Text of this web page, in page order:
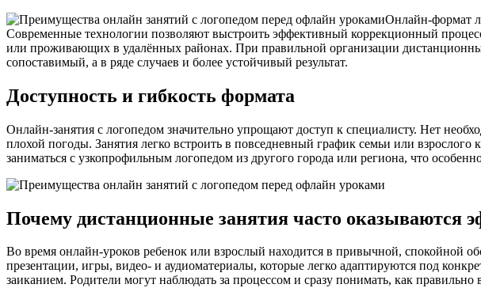
Онлайн-формат
Современные технологии позволяют выстроить эффективный коррекционный
или проживающих в удалённых районах. При правильной организации
сопоставимый, а в ряде случаев и более устойчивый результат.
Доступность и гибкость формата
Онлайн-занятия с логопедом значительно упрощают доступ к специалисту. Нет
плохой погоды. Занятия легко встроить в повседневный график семьи или
заниматься с узкопрофильным логопедом из другого города или региона, что
Почему дистанционные занятия часто оказываются
Во время онлайн-уроков ребенок или взрослый находится в привычной, спокойной
презентации, игры, видео- и аудиоматериалы, которые легко адаптируются под
заиканием. Родители могут наблюдать за процессом и сразу понимать, как